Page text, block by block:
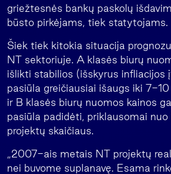
griežtesnės bankų paskolų
būsto pirkėjams, tiek statytojams.
Šiek tiek kitokia situacija
NT sektoriuje. A klasės biurų
išlikti stabilios (išskyrus infliacijos
pasiūla greičiausiai išaugs iki 7-10
ir B klasės biurų nuomos kainos
pasiūla padidėti, priklausomai
projektų skaičiaus.
„2007-ais metais NT projektų
nei buvome suplanavę. Esama